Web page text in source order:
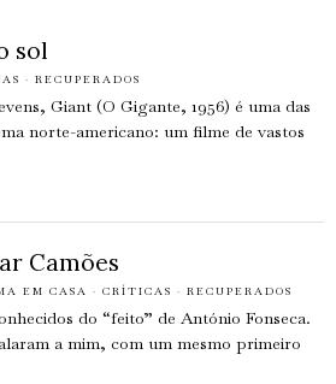
sol
· RECUPERADOS
Giant (O Gigante, 1956) é uma das
norte-americano: um filme de vastos
Camões
EM CASA · CRÍTICAS · RECUPERADOS
do “feito” de António Fonseca.
a mim, com um mesmo primeiro